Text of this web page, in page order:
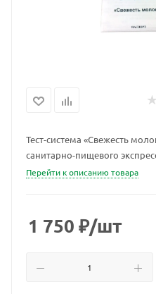
Тест-система «Свежесть
санитарно-пищевого
Перейти к описанию товара
1 750 ₽/шт